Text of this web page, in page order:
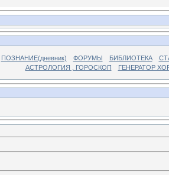
ПОЗНАНИЕ(дневник) ФОРУМЫ БИБЛИОТЕКА
АСТРОЛОГИЯ , ГОРОСКОП
ГЕНЕРАТОР